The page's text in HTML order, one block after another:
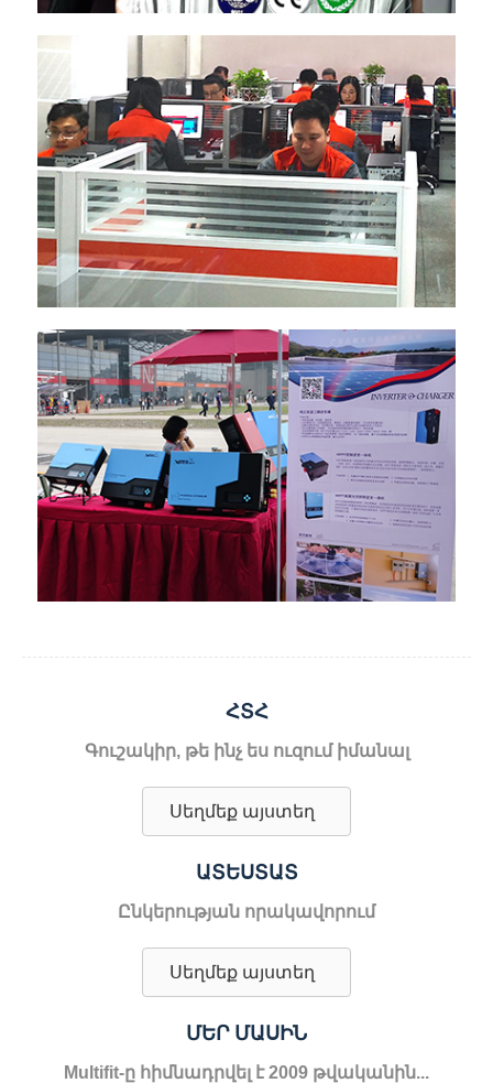
ՀՏՀ
Գուշակիր, թե ինչ ես ուզում իմանալ
Սեղմեք այստեղ
ԱՏԵՍՏԱՏ
Ընկերության որակավորում
Սեղմեք այստեղ
ՄԵՐ ՄԱՍԻՆ
Multifit-ը հիմնադրվել է 2009 թվականին...